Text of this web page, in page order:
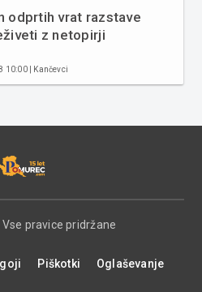
odprtih vrat razstave
z netopirji
10:00 | Kančevci
pravice pridržane
Piškotki Oglaševanje